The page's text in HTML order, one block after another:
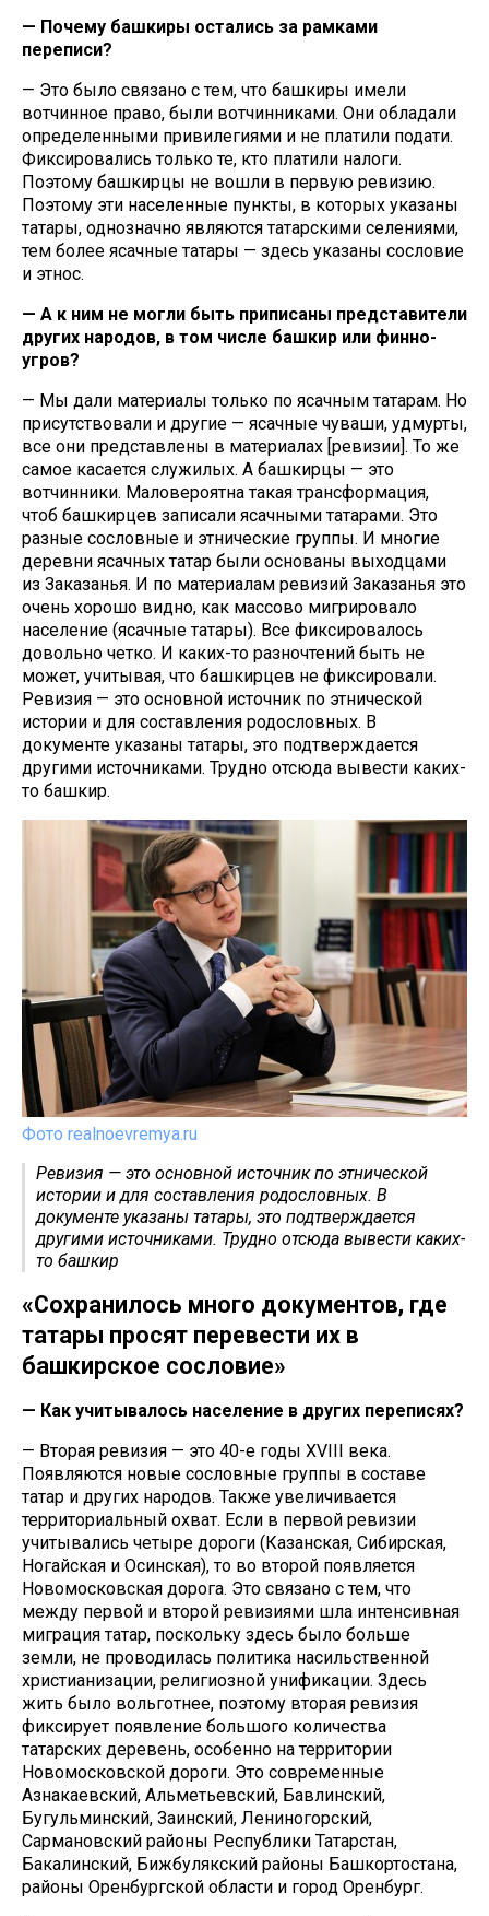
— Почему башкиры остались за рамками
переписи?
— Это было связано с тем, что башкиры имели
вотчинное право, были вотчинниками. Они обладали
определенными привилегиями и не платили подати.
Фиксировались только те, кто платили налоги.
Поэтому башкирцы не вошли в первую ревизию.
Поэтому эти населенные пункты, в которых указаны
татары, однозначно являются татарскими селениями,
тем более ясачные татары — здесь указаны сословие
и этнос.
— А к ним не могли быть приписаны представители
других народов, в том числе башкир или финно-
угров?
— Мы дали материалы только по ясачным татарам. Но
присутствовали и другие — ясачные чуваши, удмурты,
все они представлены в материалах [ревизии]. То же
самое касается служилых. А башкирцы — это
вотчинники. Маловероятна такая трансформация,
чтоб башкирцев записали ясачными татарами. Это
разные сословные и этнические группы. И многие
деревни ясачных татар были основаны выходцами
из Заказанья. И по материалам ревизий Заказанья это
очень хорошо видно, как массово мигрировало
население (ясачные татары). Все фиксировалось
довольно четко. И каких-то разночтений быть не
может, учитывая, что башкирцев не фиксировали.
Ревизия — это основной источник по этнической
истории и для составления родословных. В
документе указаны татары, это подтверждается
другими источниками. Трудно отсюда вывести каких-
то башкир.
Фото realnoevremya.ru
Ревизия — это основной источник по этнической
истории и для составления родословных. В
документе указаны татары, это подтверждается
другими источниками. Трудно отсюда вывести каких-
то башкир
«Сохранилось много документов, где
татары просят перевести их в
башкирское сословие»
— Как учитывалось население в других переписях?
— Вторая ревизия — это 40-е годы XVIII века.
Появляются новые сословные группы в составе
татар и других народов. Также увеличивается
территориальный охват. Если в первой ревизии
учитывались четыре дороги (Казанская, Сибирская,
Ногайская и Осинская), то во второй появляется
Новомосковская дорога. Это связано с тем, что
между первой и второй ревизиями шла интенсивная
миграция татар, поскольку здесь было больше
земли, не проводилась политика насильственной
христианизации, религиозной унификации. Здесь
жить было вольготнее, поэтому вторая ревизия
фиксирует появление большого количества
татарских деревень, особенно на территории
Новомосковской дороги. Это современные
Азнакаевский, Альметьевский, Бавлинский,
Бугульминский, Заинский, Лениногорский,
Сармановский районы Республики Татарстан,
Бакалинский, Бижбулякский районы Башкортостана,
районы Оренбургской области и город Оренбург.